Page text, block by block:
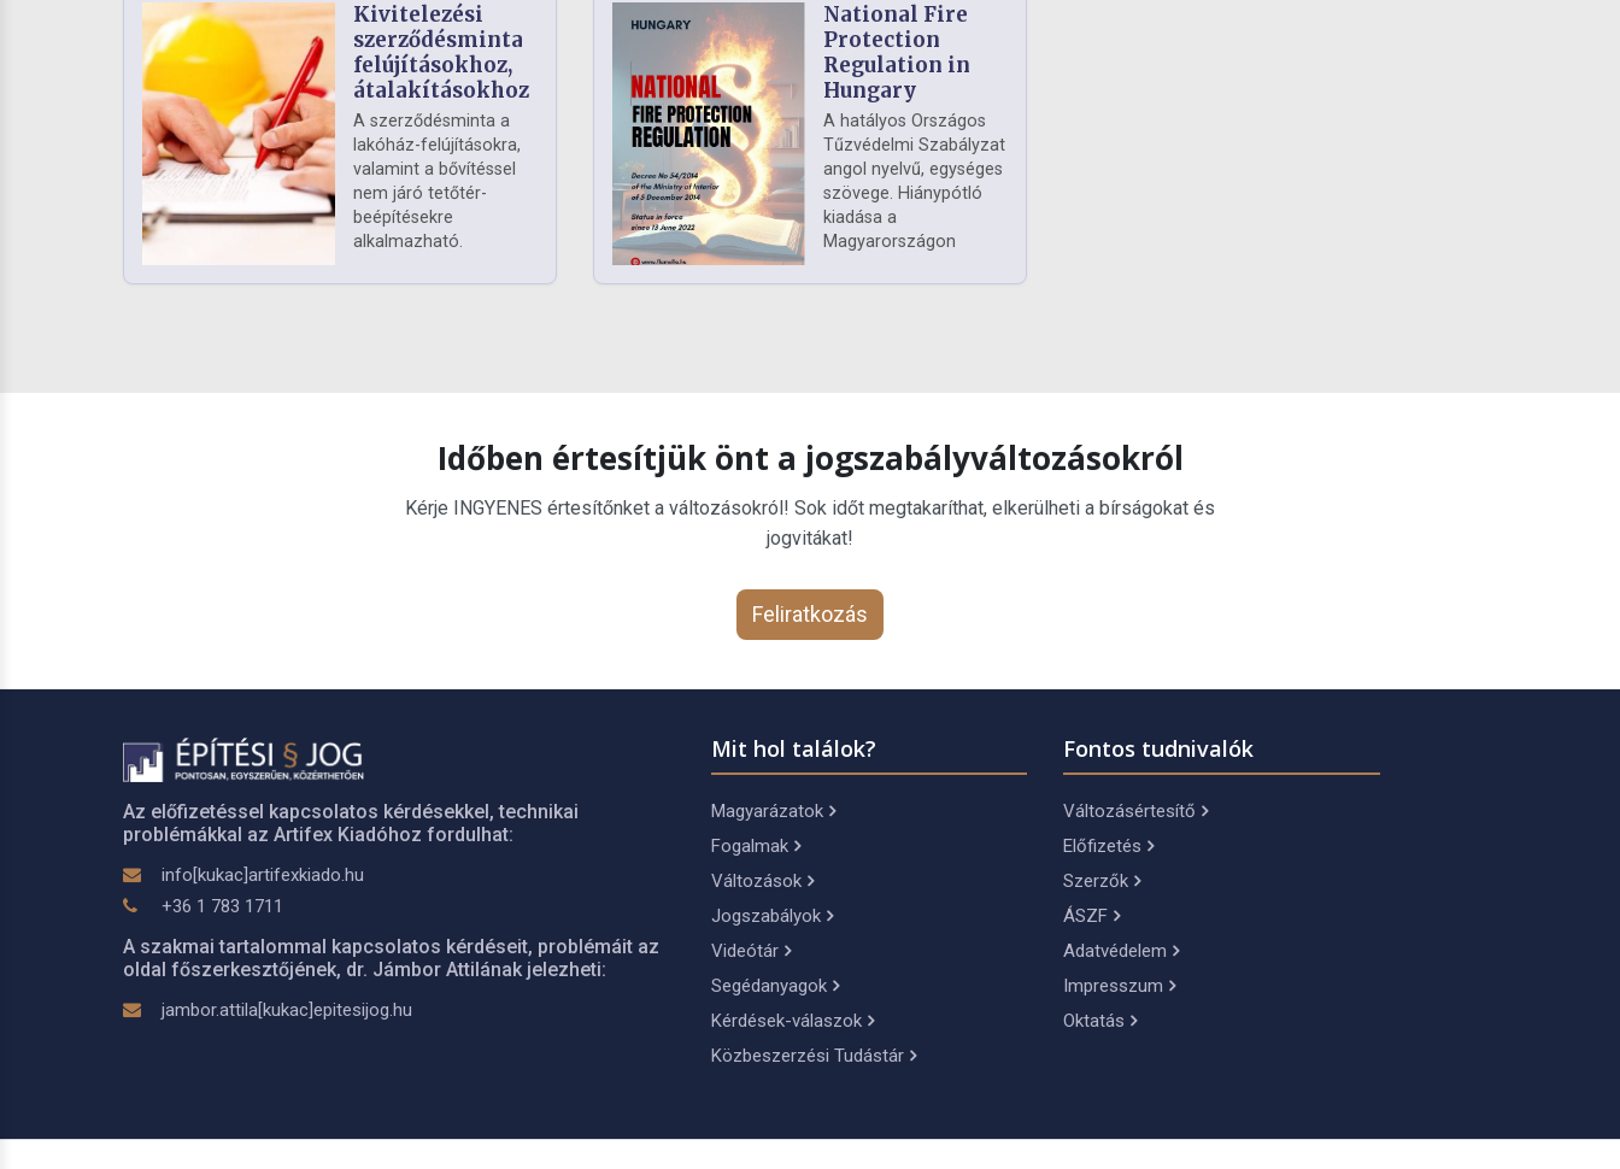
Kivitelezési
szerződésminta
felújításokhoz,
átalakításokhoz
A szerződésminta a
lakóház-felújításokra,
valamint a bővítéssel
nem járó tetőtér-
beépítésekre
alkalmazható.
National Fire
Protection
Regulation in
Hungary
A hatályos Országos
Tűzvédelmi Szabályzat
angol nyelvű, egységes
szövege. Hiánypótló
kiadása a
Magyarországon
Időben értesítjük önt a jogszabályváltozásokról
Kérje INGYENES értesítőnket a változásokról! Sok időt megtakaríthat, elkerülheti a bírságokat és
jogvitákat!
Feliratkozás
Az előfizetéssel kapcsolatos kérdésekkel, technikai
problémákkal az Artifex Kiadóhoz fordulhat:
info[kukac]artifexkiado.hu
+36 1 783 1711
A szakmai tartalommal kapcsolatos kérdéseit, problémáit az
oldal főszerkesztőjének, dr. Jámbor Attilának jelezheti:
jambor.attila[kukac]epitesijog.hu
Mit hol találok?
Magyarázatok
Fogalmak
Változások
Jogszabályok
Videótár
Segédanyagok
Kérdések-válaszok
Közbeszerzési Tudástár
Fontos tudnivalók
Változásértesítő
Előfizetés
Szerzők
ÁSZF
Adatvédelem
Impresszum
Oktatás